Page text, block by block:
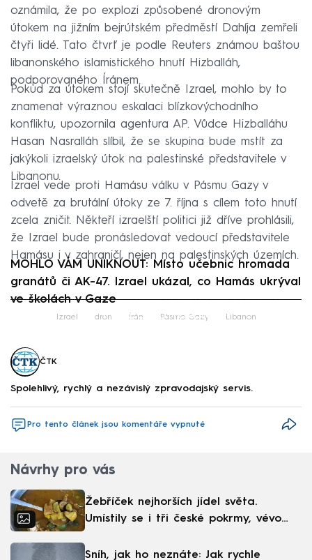
oznámila, že po explozi způsobené dronovým
útokem na jižním bejrútském předměstí Dahíja zemřeli
čtyři lidé. Tato čtvrť je podle Reuters známou baštou
libanonského islamistického hnutí Hizballáh,
podporovaného Íránem.
Pokud za útokem stojí skutečně Izrael, mohlo by to
znamenat výraznou eskalaci blízkovýchodního
konfliktu, upozornila agentura AP. Vůdce Hizballáhu
Hasan Nasralláh slíbil, že se skupina bude mstít za
jakýkoli izraelský útok na palestinské představitele v
Libanonu.
Izrael vede proti Hamásu válku v Pásmu Gazy v
odvetě za brutální útoky ze 7. října s cílem toto hnutí
zcela zničit. Někteří izraelští politici již dříve prohlásili,
že Izrael bude pronásledovat vedoucí představitele
Hamásu i v zahraničí, nejen na palestinských územích.
MOHLO VÁM UNIKNOUT: Místo učebnic hromada
granátů či AK-47. Izrael ukázal, co Hamás ukrýval
ve školách v Gaze
Failed to fetch
Izrael dron Írán Pásmo Gazy Libanon
ČTK
Spolehlivý, rychlý a nezávislý zpravodajský servis.
Pro tento článek jsou komentáře vypnuté
Návrhy pro vás
Žebříček nejhorších jídel světa.
Umístily se i tři české pokrmy, vévodí
Sníh, jak ho neznáte: Jak rychle